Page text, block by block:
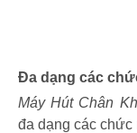
Đa dạng các
Máy Hút Chân
đa dạng các chức